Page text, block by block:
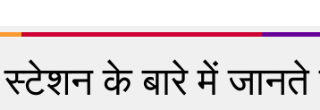
स्टेशन के बारे में जानते